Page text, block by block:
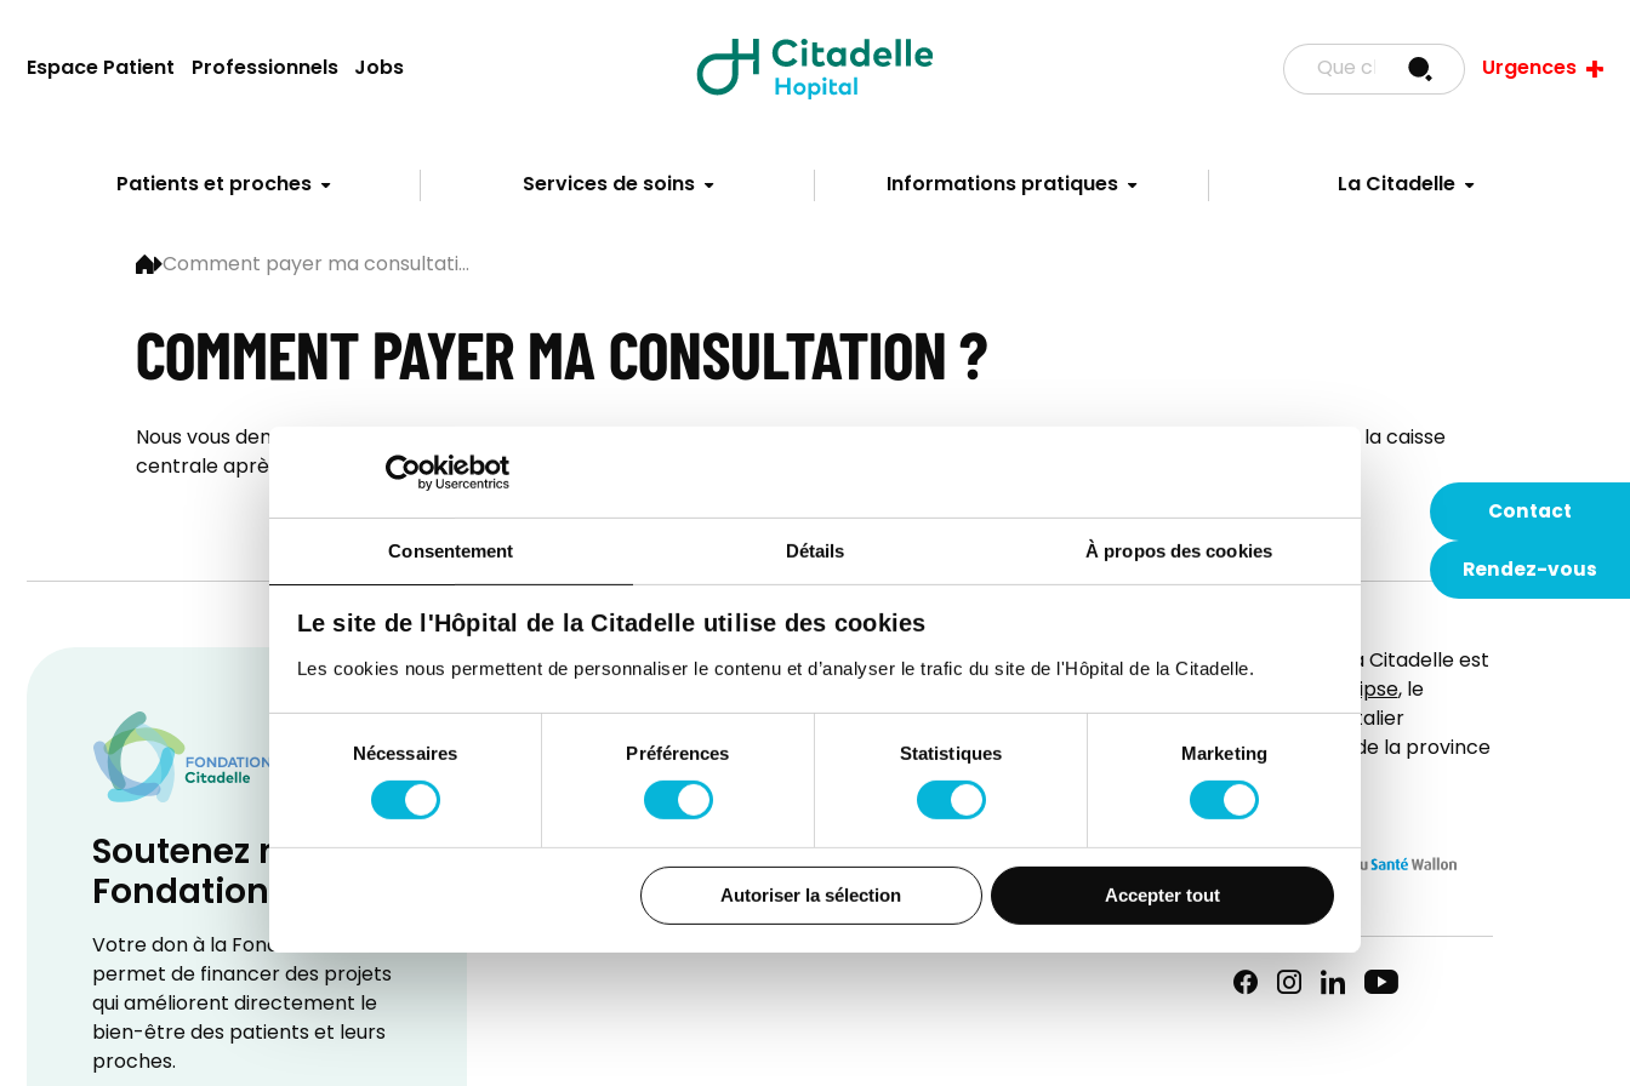
Consentement Détails À propos des cookies
Le site de l'Hôpital de la Citadelle utilise des cookies
Les cookies nous permettent de personnaliser le contenu et d’analyser le trafic du site de l'Hôpital de la Citadelle.
du
consentement
Nécessaires Préférences Statistiques Marketing
Autoriser la sélection Accepter tout
Patients et proches Services de soins Informations pratiques La Citadelle
Espace Patient Professionnels Jobs Urgences
Contact
Rendez-vous
Comment payer ma consultati...
COMMENT PAYER MA CONSULTATION ?
Nous vous demandons de privilégier le paiement par carte : les paiements en espèces ne sont pas acceptés aux guichets, sauf à la caisse
centrale après inscription.
Soutenez notre
Fondation
Votre don à la Fondation
permet de financer des projets
qui améliorent directement le
bien-être des patients et leurs
proches.
Espace Patient
Professionnels de
Accès
collaborateurs et
médecins
Citadelle
Actualités
Événements
Contact
Presse
L’hôpital de la Citadelle est
Elipse, le
réseau hospitalier
universitaire de la province
de Liège.